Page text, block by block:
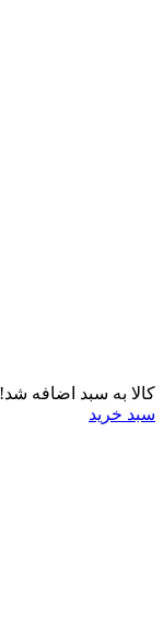
کالا به سبد اضافه شد!
سبد خرید